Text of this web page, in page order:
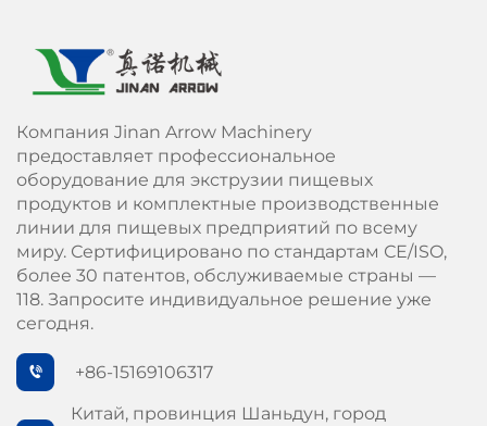
Компания Jinan Arrow Machinery
предоставляет профессиональное
оборудование для экструзии пищевых
продуктов и комплектные производственные
линии для пищевых предприятий по всему
миру. Сертифицировано по стандартам СЕ/ISO,
более 30 патентов, обслуживаемые страны —
118. Запросите индивидуальное решение уже
сегодня.
+86-15169106317
Китай, провинция Шаньдун, город